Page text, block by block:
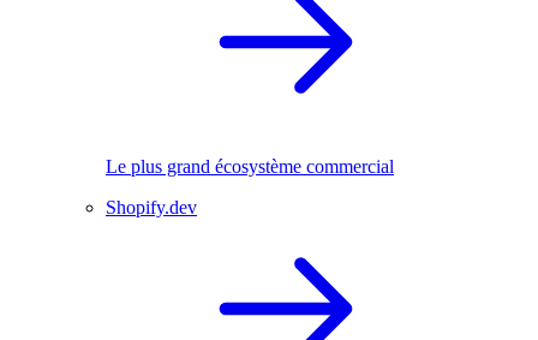
Le plus grand écosystème commercial
Shopify.dev